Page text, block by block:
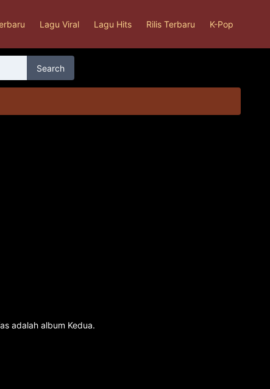
Lagu Viral Lagu Hits Rilis Terbaru K-Pop
Search
adalah album Kedua.